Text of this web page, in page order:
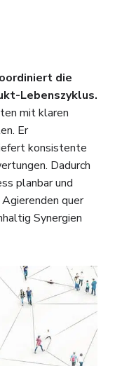
die
Lebenszyklus.
mit klaren
Er
konsistente
Dadurch
planbar und
quer
Synergien